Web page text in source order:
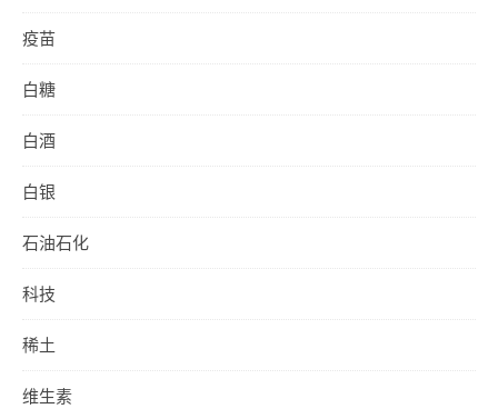
疫苗
白糖
白酒
白银
石油石化
科技
稀土
维生素